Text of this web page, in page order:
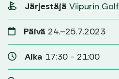
Järjestäjä Viipurin Golf
Päivä 24.–25.7.2023
Aika 17:30 - 21:00